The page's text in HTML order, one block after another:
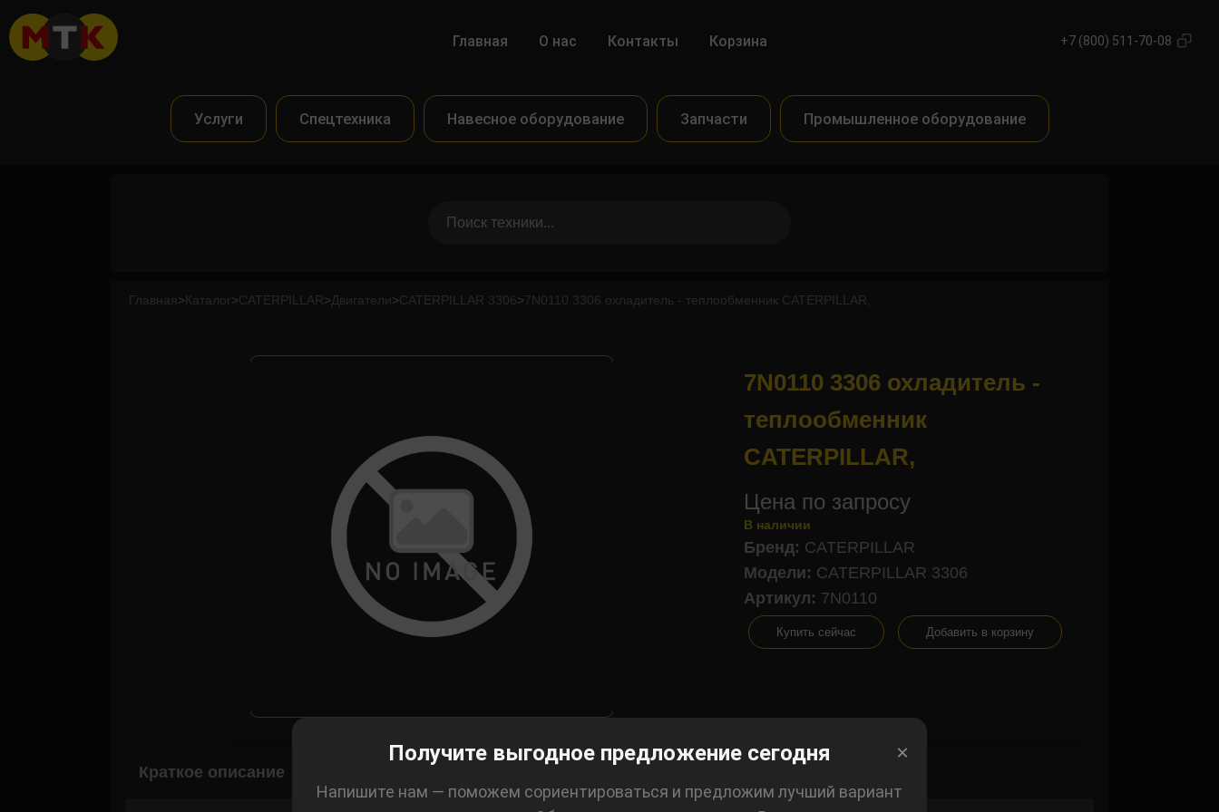
×
Получите выгодное предложение сегодня
Напишите нам — поможем сориентироваться и предложим лучший вариант
×
Корзина
Главная О нас Контакты Корзина +7 (800) 511-70-08
Услуги Спецтехника Навесное оборудование Запчасти Промышленное оборудование
Главная>Каталог>CATERPILLAR>Двигатели>CATERPILLAR 3306>7N0110 3306 охладитель - теплообменник CATERPILLAR,
7N0110 3306 охладитель -
теплообменник
CATERPILLAR,
Цена по запросу
В наличии
Бренд: CATERPILLAR
Модели: CATERPILLAR 3306
Артикул: 7N0110
Купить сейчас Добавить в корзину
Краткое описание